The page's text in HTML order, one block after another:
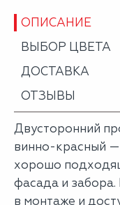
ОПИСАНИЕ
ВЫБОР ЦВЕТА
ДОСТАВКА
ОТЗЫВЫ
Двусторонний
винно-красный
хорошо
фасада и
в монтаже и